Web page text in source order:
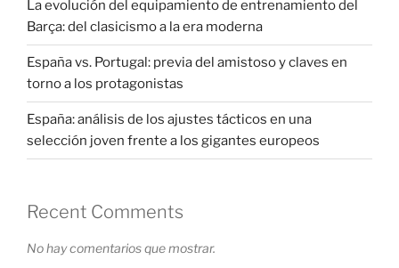
La evolución del equipamiento de entrenamiento del
Barça: del clasicismo a la era moderna
España vs. Portugal: previa del amistoso y claves en
torno a los protagonistas
España: análisis de los ajustes tácticos en una
selección joven frente a los gigantes europeos
Recent Comments
No hay comentarios que mostrar.